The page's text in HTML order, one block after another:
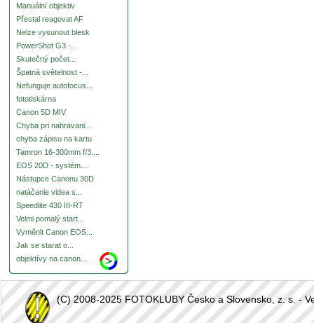
Manuální objektiv
Přestal reagovat AF
Nelze vysunout blesk
PowerShot G3 -...
Skutečný počet...
Špatná světelnost -...
Nefunguje autofocus...
fototiskárna
Canon 5D MIV
Chyba pri nahravani...
chyba zápisu na kartu
Tamron 16-300mm f/3....
EOS 20D - systém....
Nástupce Canonu 30D
natáčanie videa s...
Speedlite 430 III-RT
Velmi pomalý start...
Vyměnit Canon EOS...
Jak se starat o...
objektívy na canon...
(C) 2008-2025 FOTOKLUBY Česko a Slovensko, z. s. -